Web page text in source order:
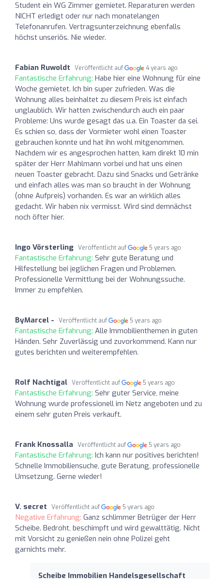
Student ein WG Zimmer gemietet. Reparaturen werden
NICHT erledigt oder nur nach monatelangen
Telefonanrufen. Vertragsunterzeichnung ebenfalls
höchst unseriös. Nie wieder.
Fabian Ruwoldt Veröffentlicht auf 4 years ago
Fantastische Erfahrung: Habe hier eine Wohnung für eine
Woche gemietet. Ich bin super zufrieden. Was die
Wohnung alles beinhaltet zu diesem Preis ist einfach
unglaublich. Wir hatten zwischendurch auch ein paar
Probleme: Uns wurde gesagt das u.a. Ein Toaster da sei.
Es schien so, dass der Vormieter wohl einen Toaster
gebrauchen konnte und hat ihn wohl mitgenommen.
Nachdem wir es angesprochen hatten, kam direkt 10 min
später der Herr Mahlmann vorbei und hat uns einen
neuen Toaster gebracht. Dazu sind Snacks und Getränke
und einfach alles was man so braucht in der Wohnung
(ohne Aufpreis) vorhanden. Es war an wirklich alles
gedacht. Wir haben nix vermisst. Wird sind demnächst
noch öfter hier.
Ingo Vörsterling Veröffentlicht auf 5 years ago
Fantastische Erfahrung: Sehr gute Beratung und
Hilfestellung bei jeglichen Fragen und Problemen.
Professionelle Vermittlung bei der Wohnungssuche.
Immer zu empfehlen.
ByMarcel - Veröffentlicht auf 5 years ago
Fantastische Erfahrung: Alle Immobilienthemen in guten
Händen. Sehr Zuverlässig und zuvorkommend. Kann nur
gutes berichten und weiterempfehlen.
Rolf Nachtigal Veröffentlicht auf 5 years ago
Fantastische Erfahrung: Sehr guter Service, meine
Wohnung wurde professionell im Netz angeboten und zu
einem sehr guten Preis verkauft.
Frank Knossalla Veröffentlicht auf 5 years ago
Fantastische Erfahrung: Ich kann nur positives berichten!
Schnelle Immobiliensuche, gute Beratung, professionelle
Umsetzung. Gerne wieder!
V. secret Veröffentlicht auf 5 years ago
Negative Erfahrung: Ganz schlimmer Betrüger der Herr
Scheibe. Bedroht, beschimpft und wird gewalttätig. Nicht
mit Vorsicht zu genießen nein ohne Polizei geht
garnichts mehr.
Scheibe Immobilien Handelsgesellschaft